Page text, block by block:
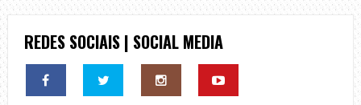
REDES SOCIAIS | SOCIAL MEDIA